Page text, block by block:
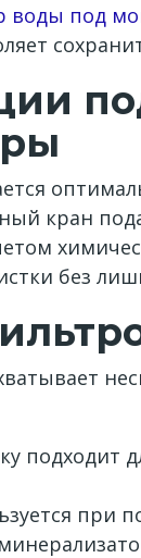
воды под
кран
без
подходит
при